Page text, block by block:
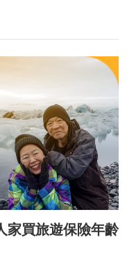
家買旅遊保險年齡